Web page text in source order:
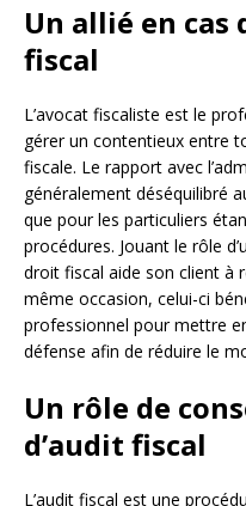
Un allié en cas
fiscal
L’avocat fiscaliste est le
gérer un contentieux entre
fiscale. Le rapport avec
généralement déséquilibré
que pour les particuliers
procédures. Jouant le rôle
droit fiscal aide son client à
même occasion, celui-ci
professionnel pour mettre
défense afin de réduire le
Un rôle de
d’audit fiscal
L’audit fiscal est une